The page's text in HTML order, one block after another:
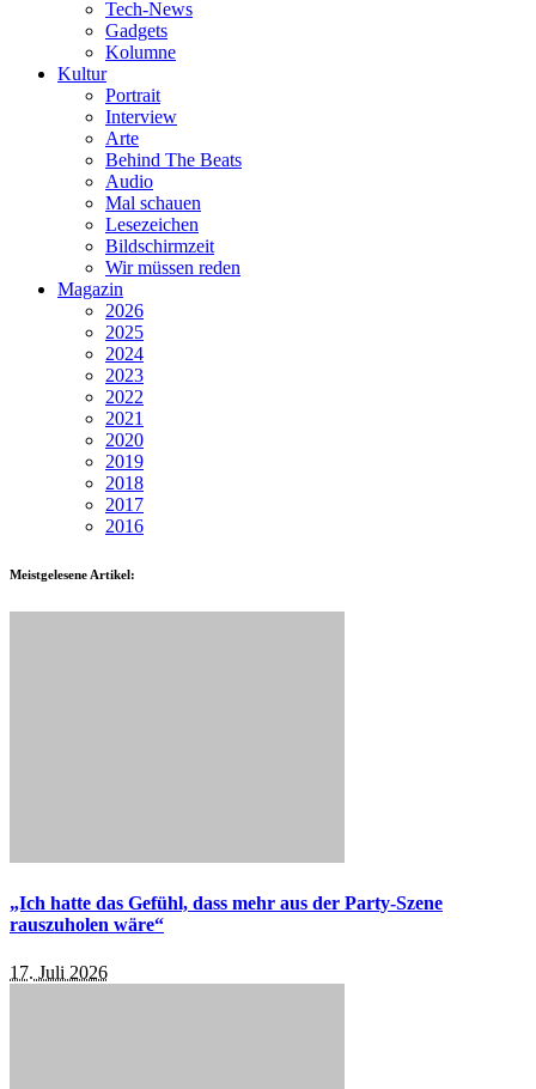
Tech-News
Gadgets
Kolumne
Kultur
Portrait
Interview
Arte
Behind The Beats
Audio
Mal schauen
Lesezeichen
Bildschirmzeit
Wir müssen reden
Magazin
2026
2025
2024
2023
2022
2021
2020
2019
2018
2017
2016
Meistgelesene Artikel:
„Ich hatte das Gefühl, dass mehr aus der Party-Szene
rauszuholen wäre“
17. Juli 2026